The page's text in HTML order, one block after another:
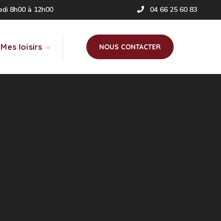
8h00 à 12h00 04 66 25 60 83
Mes loisirs NOUS CONTACTER